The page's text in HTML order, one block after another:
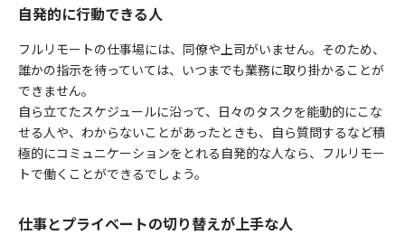
自発的に行動できる人
フルリモートの仕事場には、同僚や上司がいません。そのため、
誰かの指示を待っていては、いつまでも業務に取り掛かることが
できません。
自ら立てたスケジュールに沿って、日々のタスクを能動的にこな
せる人や、わからないことがあったときも、自ら質問するなど積
極的にコミュニケーションをとれる自発的な人なら、フルリモー
トで働くことができるでしょう。
仕事とプライベートの切り替えが上手な人